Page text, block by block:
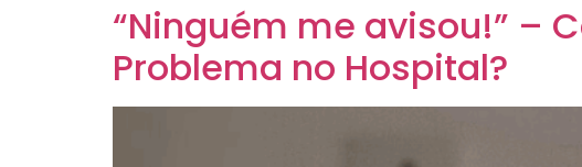
“Ninguém me avisou!” –
Problema no Hospital?